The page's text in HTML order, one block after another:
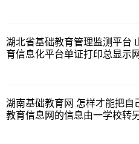
湖北省基础教育管理监测平台
育信息化平台单证打印总显示
湖南基础教育网 怎样才能把自
教育信息网的信息由一学校转